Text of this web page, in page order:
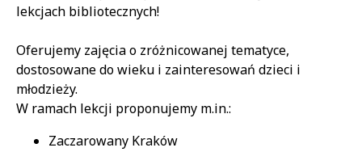
lekcjach bibliotecznych!
Oferujemy zajęcia o zróżnicowanej tematyce,
dostosowane do wieku i zainteresowań dzieci i
młodzieży.
W ramach lekcji proponujemy m.in.:
Zaczarowany Kraków